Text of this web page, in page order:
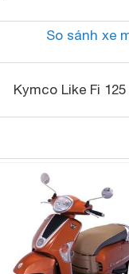
So sánh xe
Kymco Like Fi 125